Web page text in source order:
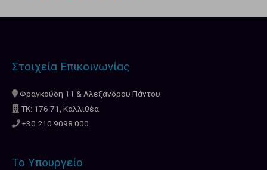
Στοιχεία Επικοινωνίας
Φραγκούδη 11 & Αλεξάνδρου Πάντου
ΤΚ: 176 71, Καλλιθέα
+30 210.9098.000
Το Υπουργείο